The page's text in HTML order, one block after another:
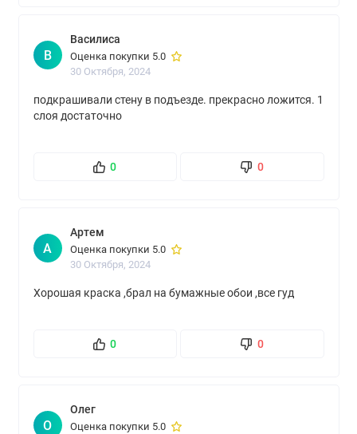
В
Василиса
Оценка покупки 5.0
30 Октября, 2024
подкрашивали стену в подъезде. прекрасно ложится. 1
слоя достаточно
0 0
А
Артем
Оценка покупки 5.0
30 Октября, 2024
Хорошая краска ,брал на бумажные обои ,все гуд
0 0
О
Олег
Оценка покупки 5.0